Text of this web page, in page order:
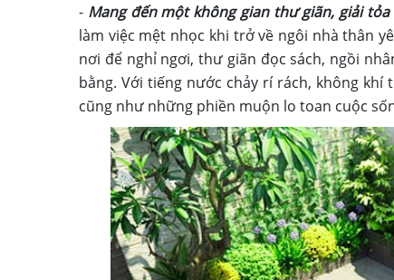
- Mang đến một không gian thư giãn, giải
làm việc mệt nhọc khi trở về ngôi nhà thân
nơi để nghỉ ngơi, thư giãn đọc sách, ngồi
bằng. Với tiếng nước chảy rí rách, không
cũng như những phiền muộn lo toan cuộc